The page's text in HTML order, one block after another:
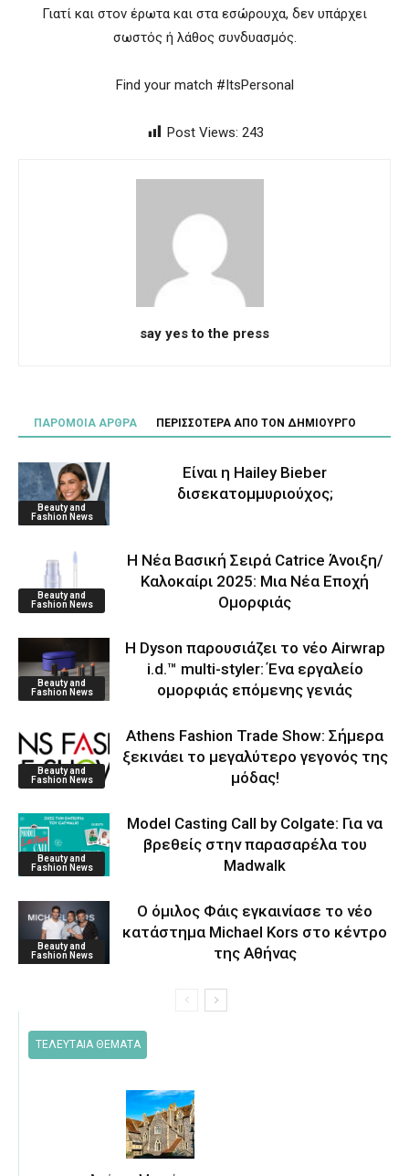
Γιατί και στον έρωτα και στα εσώρουχα, δεν υπάρχει
σωστός ή λάθος συνδυασμός.
Find your match #ItsPersonal
Post Views: 243
say yes to the press
ΠΑΡΟΜΟΙΑ ΑΡΘΡΑ ΠΕΡΙΣΣΟΤΕΡΑ ΑΠΟ ΤΟΝ ΔΗΜΙΟΥΡΓΟ
Beauty and
Fashion News
Είναι η Hailey Bieber
δισεκατομμυριούχος;
Beauty and
Fashion News
Η Νέα Βασική Σειρά Catrice Άνοιξη/
Καλοκαίρι 2025: Μια Νέα Εποχή
Ομορφιάς
Beauty and
Fashion News
Η Dyson παρουσιάζει το νέο Airwrap
i.d.™ multi-styler: Ένα εργαλείο
ομορφιάς επόμενης γενιάς
Beauty and
Fashion News
Athens Fashion Trade Show: Σήμερα
ξεκινάει το μεγαλύτερο γεγονός της
μόδας!
Beauty and
Fashion News
Model Casting Call by Colgate: Για να
βρεθείς στην παρασαρέλα του
Μadwalk
Beauty and
Fashion News
O όμιλος Φάις εγκαινίασε το νέο
κατάστημα Michael Kors στο κέντρο
της Αθήνας
ΤΕΛΕΥΤΑΙΑ ΘΕΜΑΤΑ